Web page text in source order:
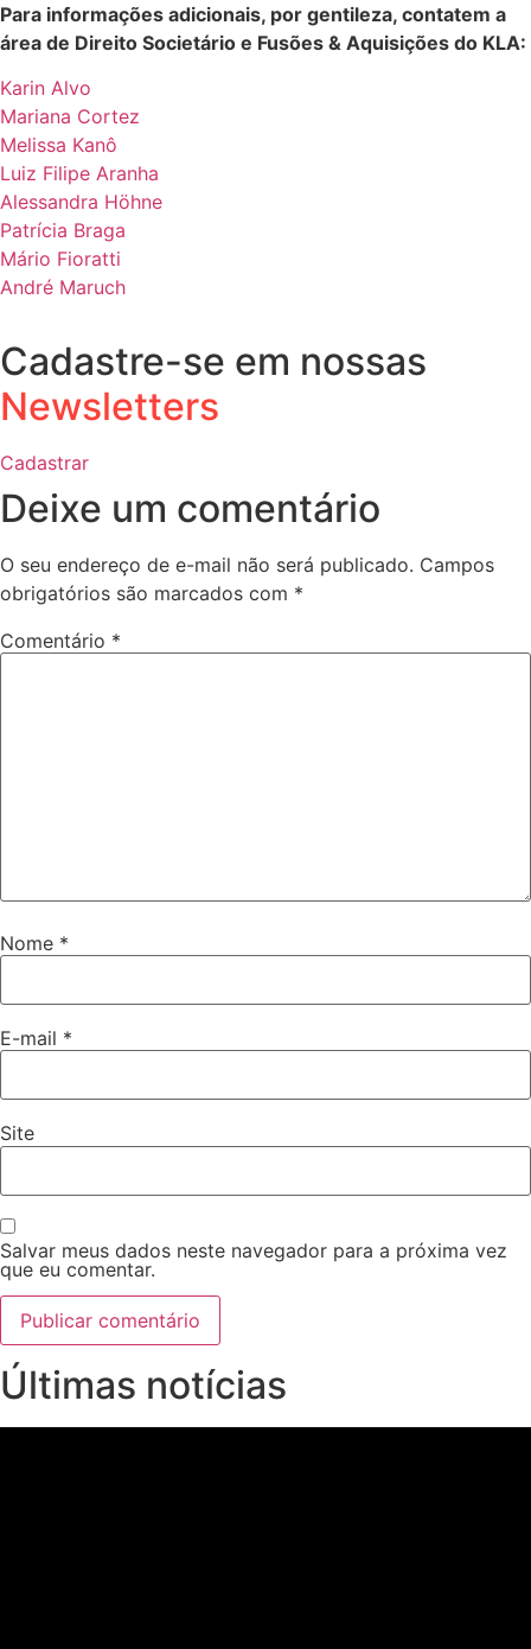
Para informações adicionais, por gentileza, contatem a
área de Direito Societário e Fusões & Aquisições do KLA:
Karin Alvo
Mariana Cortez
Melissa Kanô
Luiz Filipe Aranha
Alessandra Höhne
Patrícia Braga
Mário Fioratti
André Maruch
Cadastre-se em nossas
Newsletters
Cadastrar
Deixe um comentário
O seu endereço de e-mail não será publicado. Campos
obrigatórios são marcados com *
Comentário *
Nome *
E-mail *
Site
Salvar meus dados neste navegador para a próxima vez
que eu comentar.
Últimas notícias